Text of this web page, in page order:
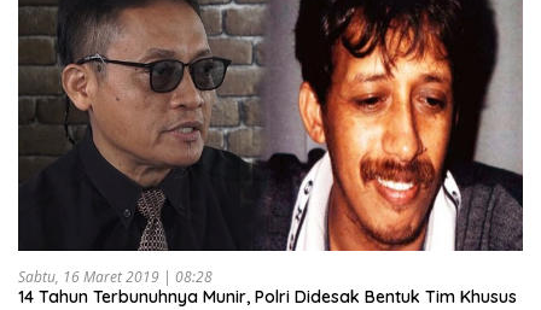
Sabtu, 16 Maret 2019 | 08:28
14 Tahun Terbunuhnya Munir, Polri Didesak Bentuk Tim Khusus